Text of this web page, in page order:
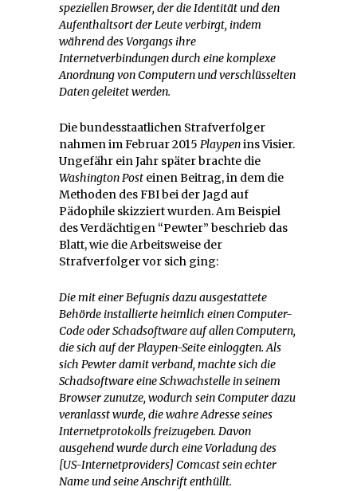
speziellen Browser, der die Identität und den
Aufenthaltsort der Leute verbirgt, indem
während des Vorgangs ihre
Internetverbindungen durch eine komplexe
Anordnung von Computern und verschlüsselten
Daten geleitet werden.
Die bundesstaatlichen Strafverfolger
nahmen im Februar 2015 Playpenins Visier.
Ungefähr ein Jahr später brachte die
Washington Post einen Beitrag, in dem die
Methoden des FBI bei der Jagd auf
Pädophile skizziert wurden. Am Beispiel
des Verdächtigen “Pewter” beschrieb das
Blatt, wie die Arbeitsweise der
Strafverfolger vor sich ging:
Die mit einer Befugnis dazu ausgestattete
Behörde installierte heimlich einen Computer-
Code oder Schadsoftware auf allen Computern,
die sich auf der Playpen-Seite einloggten. Als
sich Pewter damit verband, machte sich die
Schadsoftware eine Schwachstelle in seinem
Browser zunutze, wodurch sein Computer dazu
veranlasst wurde, die wahre Adresse seines
Internetprotokolls freizugeben. Davon
ausgehend wurde durch eine Vorladung des
[US-Internetproviders] Comcast sein echter
Name und seine Anschrift enthüllt.